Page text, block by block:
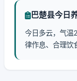
巴楚县今日
今日多云，气
律作息、合理饮